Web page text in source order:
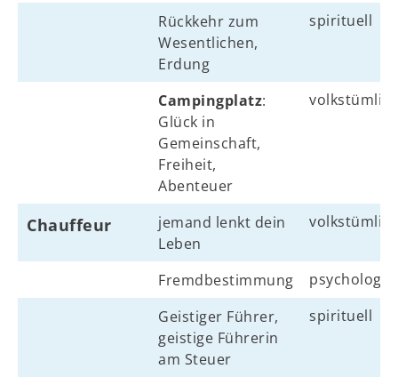
Rückkehr zum
Wesentlichen,
Erdung
spirituell
Campingplatz:
Glück in
Gemeinschaft,
Freiheit,
Abenteuer
volkstümlich
Chauffeur
jemand lenkt dein
Leben
volkstümlich
Fremdbestimmung
Geistiger Führer,
geistige Führerin
am Steuer
spirituell